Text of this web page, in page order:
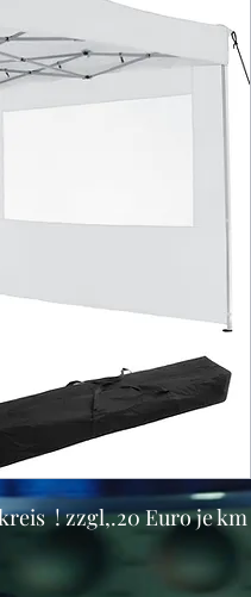
! zzgl,.20 Euro je km